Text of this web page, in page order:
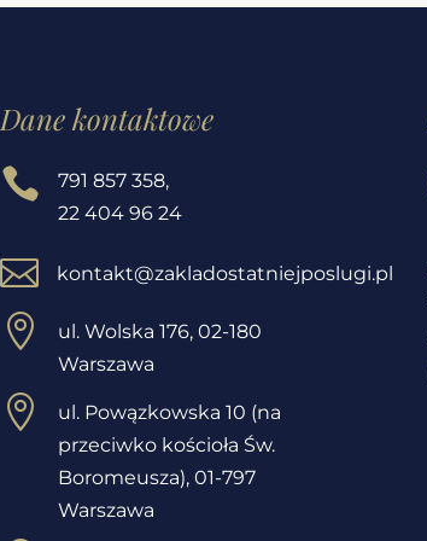
Dane kontaktowe

791 857 358,
22 404 96 24
 kontakt@zakladostatniejposlugi.pl

ul. Wolska 176, 02-180
Warszawa

ul. Powązkowska 10 (na
przeciwko kościoła Św.
Boromeusza), 01-797
Warszawa